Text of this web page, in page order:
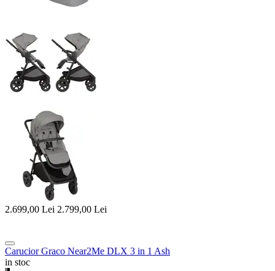
2.699,00 Lei 2.799,00 Lei
Carucior Graco Near2Me DLX 3 in 1 Ash
in stoc